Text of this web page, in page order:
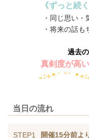
《ずっと続
・同じ思い
・将来の話
過去
真剣度が高
当日の流れ
STEP1 開催15分前よ